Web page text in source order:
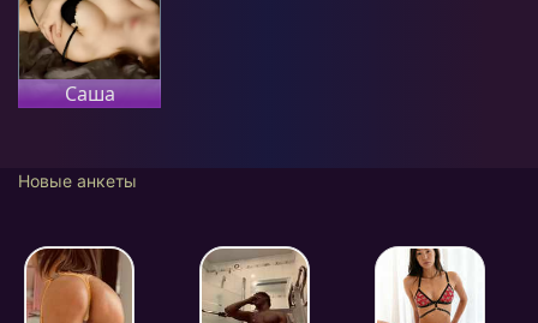
Саша
Новые анкеты